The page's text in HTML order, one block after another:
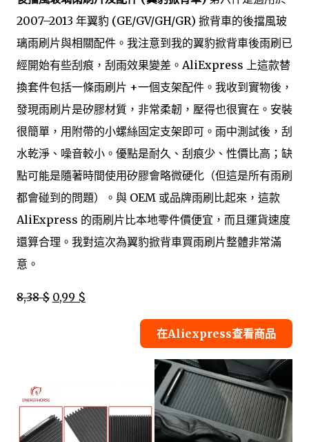
2007–2013 年翼豹 (GE/GV/GH/GR) 掀背車的後擋風玻
璃雨刷片與相關配件。我注意到我的翼豹掀背車後雨刷已
經開始有些刮痕，刮雨效果變差。AliExpress 上這款替
換套件包括一條雨刷片 +一個支架配件。我收到實物後，
發現雨刷片是矽膠材質，非常柔韌，壓得也很實在。安裝
很簡單，用附帶的小螺絲固定支架即可。雨中測試後，刮
水乾淨、噪音較小。優點是耐久、刮痕少、性價比高；缺
點可能是隨著時間使用矽膠會略微硬化（但這是所有雨刷
都會碰到的問題）。與 OEM 或品牌雨刷比起來，這款
AliExpress 的雨刷片比本地零件價便宜，而且運貨速度
還算合理。我對這次為翼豹掀背車買雨刷片整體非常滿
意。
8,38 $ 0,99 $
在Aliexpress查看商品